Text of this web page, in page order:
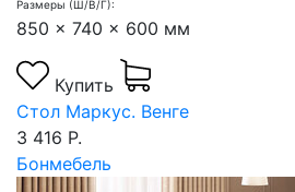
Размеры (Ш/В/Г):
850 x 740 x 600 мм
Купить
Стол Маркус. Венге
3 416 Р.
Бонмебель